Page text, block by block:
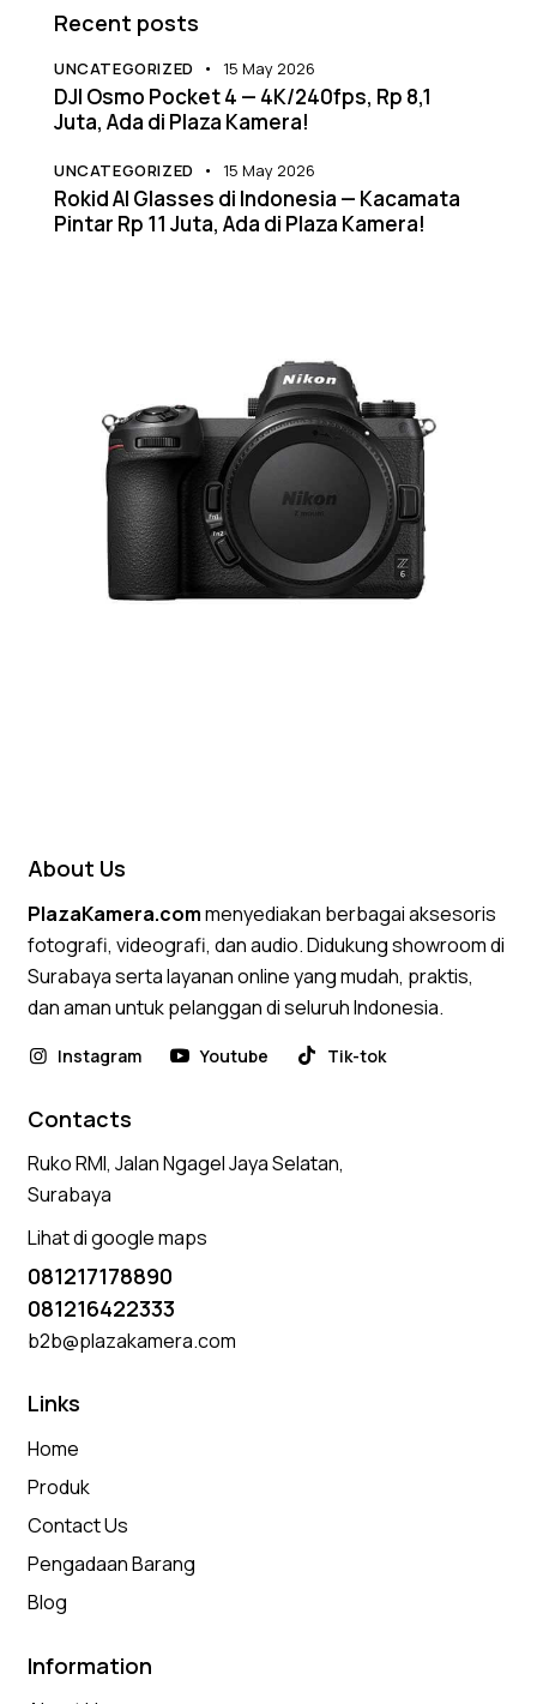
Recent posts
UNCATEGORIZED 15 May 2026
DJI Osmo Pocket 4 — 4K/240fps, Rp 8,1
Juta, Ada di Plaza Kamera!
UNCATEGORIZED 15 May 2026
Rokid AI Glasses di Indonesia — Kacamata
Pintar Rp 11 Juta, Ada di Plaza Kamera!
About Us
PlazaKamera.commenyediakan berbagai aksesoris
fotografi, videografi, dan audio. Didukung showroom di
Surabaya serta layanan online yang mudah, praktis,
dan aman untuk pelanggan di seluruh Indonesia.
Instagram Youtube Tik-tok
Contacts
Ruko RMI, Jalan Ngagel Jaya Selatan,
Surabaya
Lihat di google maps
081217178890
081216422333
b2b@plazakamera.com
Links
Home
Produk
Contact Us
Pengadaan Barang
Blog
Information